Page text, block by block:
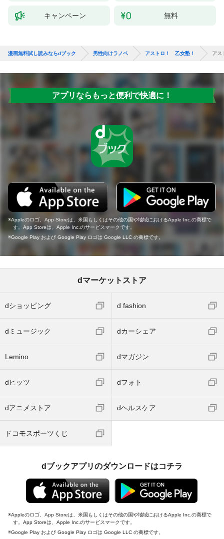
キャンペーン 無料
漫画無料試し読みならdブック 男性向けラノベ アストロ！ 乙女塾！ ア
アプリならもっと便利で快適に！
Appleのロゴ、App Storeは、米国もしくはその他の国や地域におけるApple Inc.の商標で
す。App Storeは、Apple Inc.のサービスマークです。
Google Play および Google Play ロゴは Google LLC の商標です。
dマーケットストア
dショッピング d fashion
dミュージック dカーシェア
Lemino dマガジン
dヒッツ dフォト
dアニメストア dヘルスケア
ドコモスポーツくじ
dブックアプリのダウンロードはコチラ
Appleのロゴ、App Storeは、米国もしくはその他の国や地域におけるApple Inc.の商標で
す。App Storeは、Apple Inc.のサービスマークです。
Google Play および Google Play ロゴは Google LLC の商標です。